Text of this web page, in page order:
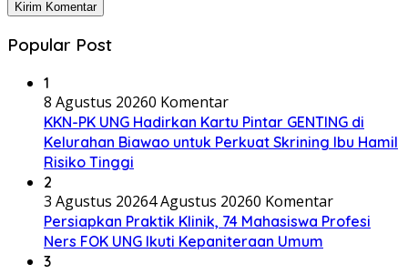
Popular Post
1
8 Agustus 20260 Komentar
KKN-PK UNG Hadirkan Kartu Pintar GENTING di
Kelurahan Biawao untuk Perkuat Skrining Ibu Hamil
Risiko Tinggi
2
3 Agustus 20264 Agustus 20260 Komentar
Persiapkan Praktik Klinik, 74 Mahasiswa Profesi
Ners FOK UNG Ikuti Kepaniteraan Umum
3